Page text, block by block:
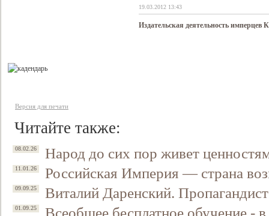
19.03.2012 13:43
Издательская деятельность имперцев
Версия для печати
Читайте также:
08.02.26 Народ до сих пор живет
11.01.26 Российская Империя — страна
09.09.25 Виталий Даренский.
01.09.25 Всеобщее бесплатное обучение -